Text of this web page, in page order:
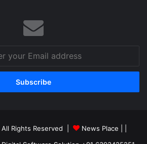
Rights Reserved | News Place |